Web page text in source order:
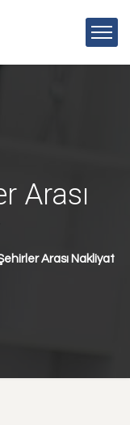
Arası
Arası Nakliyat